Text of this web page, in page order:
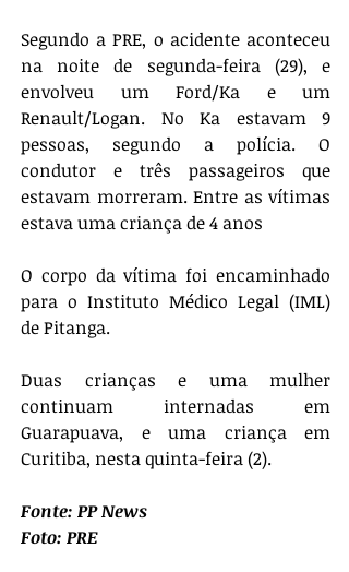
Segundo a PRE, o acidente aconteceu
na noite de segunda-feira (29), e
envolveu um Ford/Ka e um
Renault/Logan. No Ka estavam 9
pessoas, segundo a polícia. O
condutor e três passageiros que
estavam morreram. Entre as vítimas
estava uma criança de 4 anos
O corpo da vítima foi encaminhado
para o Instituto Médico Legal (IML)
de Pitanga.
Duas crianças e uma mulher
continuam internadas em
Guarapuava, e uma criança em
Curitiba, nesta quinta-feira (2).
Fonte: PP News
Foto: PRE